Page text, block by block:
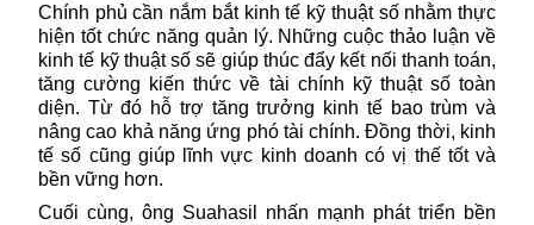
Chính phủ cần nắm bắt kinh tế kỹ thuật số nhằm thực
hiện tốt chức năng quản lý. Những cuộc thảo luận về
kinh tế kỹ thuật số sẽ giúp thúc đẩy kết nối thanh toán,
tăng cường kiến thức về tài chính kỹ thuật số toàn
diện. Từ đó hỗ trợ tăng trưởng kinh tế bao trùm và
nâng cao khả năng ứng phó tài chính. Đồng thời, kinh
tế số cũng giúp lĩnh vực kinh doanh có vị thế tốt và
bền vững hơn.
Cuối cùng, ông Suahasil nhấn mạnh phát triển bền